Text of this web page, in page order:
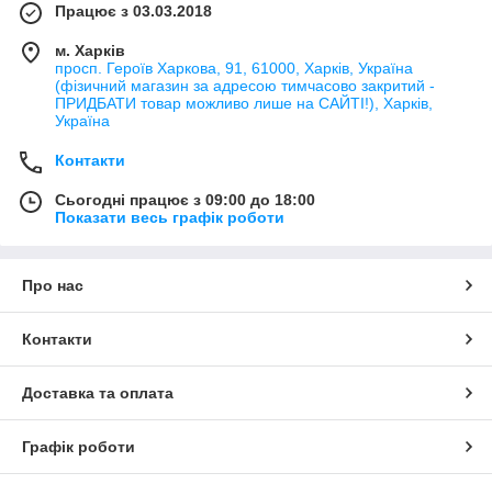
Працює з 03.03.2018
м. Харків
просп. Героїв Харкова, 91, 61000, Харків, Україна
(фізичний магазин за адресою тимчасово закритий -
ПРИДБАТИ товар можливо лише на САЙТІ!), Харків,
Україна
Контакти
Сьогодні працює з 09:00 до 18:00
Показати весь графік роботи
Про нас
Контакти
Доставка та оплата
Графік роботи